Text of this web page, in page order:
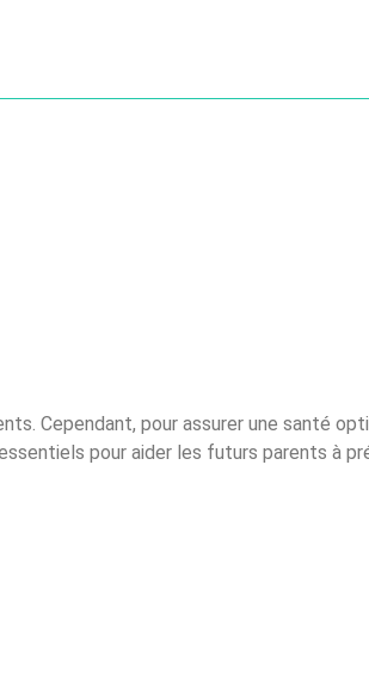
Cependant, pour assurer une santé
pour aider les futurs parents à